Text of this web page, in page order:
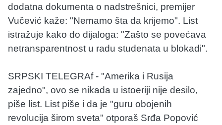
dodatna dokumenta o nadstrešnici, premijer
Vučević kaže: "Nemamo šta da krijemo". List
istražuje kako do dijaloga: "Zašto se povećava
netransparentnost u radu studenata u blokadi".
SRPSKI TELEGRAf - "Amerika i Rusija
zajedno", ovo se nikada u istoeriji nije desilo,
piše list. List piše i da je "guru obojenih
revolucija širom sveta" otporaš Srđa Popović